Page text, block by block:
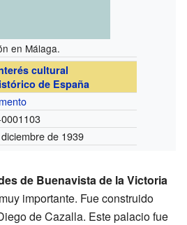
en Málaga.
cultural
de España
de 1939
de Buenavista de la Victoria
importante. Fue construido
de Cazalla. Este palacio fue